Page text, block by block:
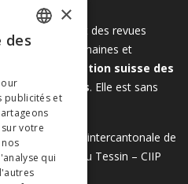
des livres et des revues
de sciences humaines et
de l'
Association suisse des
et humaines. Elle est sans
la Conférence intercantonale de
romande et du Tessin – CIIP
ITALIAN
×
des
publicités et
votre
qui